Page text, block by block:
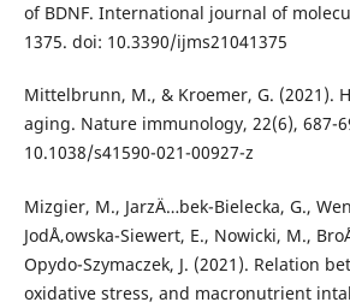
of BDNF. International journal of
1375. doi: 10.3390/ijms21041375
Mittelbrunn, M., & Kroemer, G. (2021).
aging. Nature immunology, 22(6), 687-
10.1038/s41590-021-00927-z
Mizgier, M., JarzÄ…bek-Bielecka, G.,
JodÅ‚owska-Siewert, E., Nowicki, M.,
Opydo-Szymaczek, J. (2021). Relation
oxidative stress, and macronutrient